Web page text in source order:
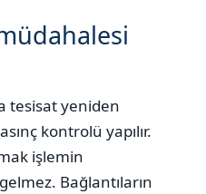
tesisat yeniden
kontrolü yapılır.
işlemin
Bağlantıların